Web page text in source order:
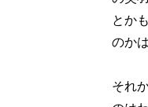
とか
のか
それ